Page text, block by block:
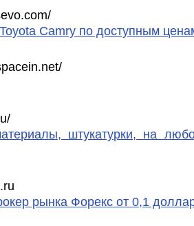
Toyota Camry по доступным
штукатурки, на
рынка Форекс от 0,1